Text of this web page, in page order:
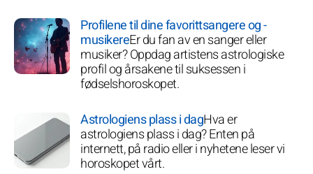
Profilene til dine favorittsangere og -
musikereEr du fan av en sanger eller
musiker? Oppdag artistens astrologiske
profil og årsakene til suksessen i
fødselshoroskopet.
Astrologiens plass i dagHva er
astrologiens plass i dag? Enten på
internett, på radio eller i nyhetene leser vi
horoskopet vårt.